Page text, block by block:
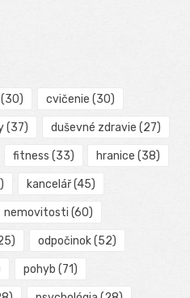
cvičenie (30)
(37) duševné zdravie (27)
fitness (33) hranice (38)
kancelář(45)
nemovitosti (60)
odpočinok(52)
pohyb (71)